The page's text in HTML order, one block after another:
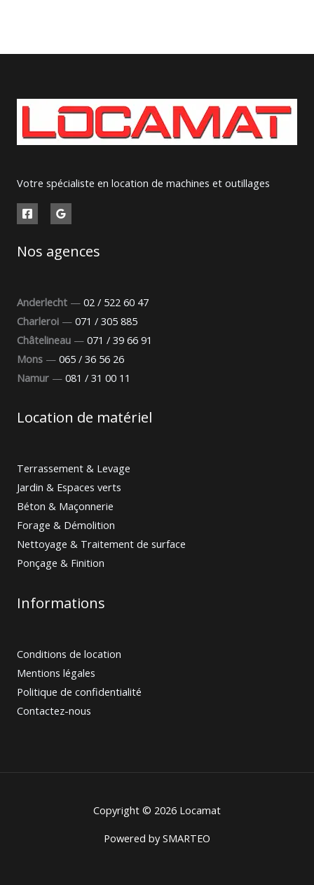
Votre spécialiste en location de machines et outillages
Nos agences
Anderlecht — 02 / 522 60 47
Charleroi — 071 / 305 885
Châtelineau — 071 / 39 66 91
Mons — 065 / 36 56 26
Namur — 081 / 31 00 11
Location de matériel
Terrassement & Levage
Jardin & Espaces verts
Béton & Maçonnerie
Forage & Démolition
Nettoyage & Traitement de surface
Ponçage & Finition
Informations
Conditions de location
Mentions légales
Politique de confidentialité
Contactez-nous
Copyright © 2026 Locamat
Powered bySMARTEO